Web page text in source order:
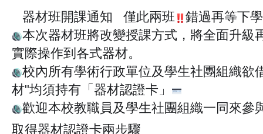
器材班開課通知 僅此兩班 ‼️ 錯過再等下
🔊本次器材班將改變授課方式，將全面升級
實際操作到各式器材。
🔊校內所有學術行政單位及學生社團組織欲
材"均須持有「器材認證卡」
💳
🔊歡迎本校教職員及學生社團組織一同來參
取得器材認證卡兩步驟